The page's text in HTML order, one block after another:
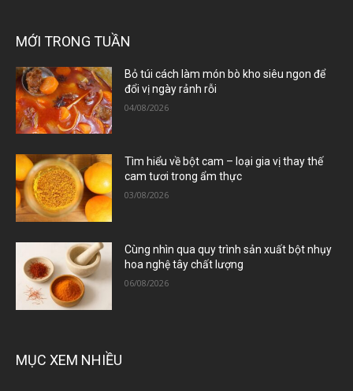
MỚI TRONG TUẦN
Bỏ túi cách làm món bò kho siêu ngon để
đổi vị ngày rảnh rỗi
04/08/2026
Tìm hiểu về bột cam – loại gia vị thay thế
cam tươi trong ẩm thực
03/08/2026
Cùng nhìn qua quy trình sản xuất bột nhụy
hoa nghệ tây chất lượng
06/08/2026
MỤC XEM NHIỀU